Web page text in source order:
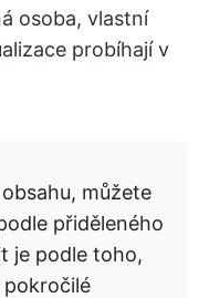
osoba, vlastní
probíhají v
můžete
přiděleného
je podle toho,